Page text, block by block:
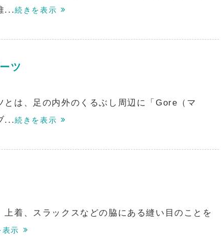
...続きを表示
ツ
とは、足の内外のくるぶし周辺に「Gore（マ
...続きを表示
上着、スラックスなどの脇にある縫い目のことを
表示